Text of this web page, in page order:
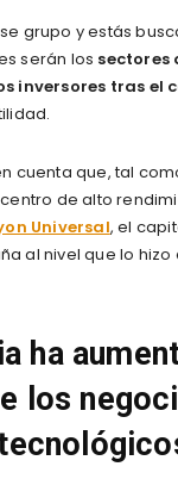
grupo y estás
serán los sectores
inversores tras el
cuenta que, tal
centro de alto
Universal, el
al nivel que lo hizo
ha
los